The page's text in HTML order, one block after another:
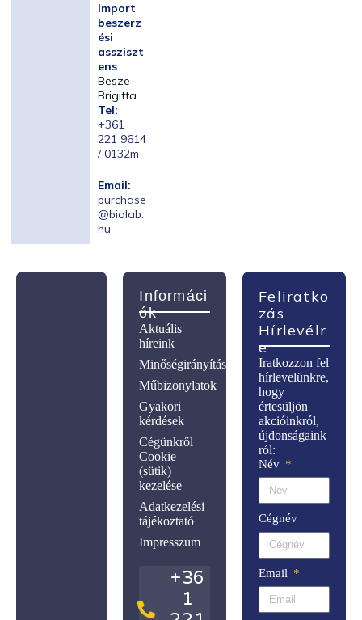
Import
beszerz
ési
assziszt
ens
Besze
Brigitta
Tel:
+361
221 9614
/ 0132m
Email:
purchase
@biolab.
hu
Feliratko
Zás
Hírlevélr
E
Iratkozzon fel
hírlevelünkre,
hogy
értesüljön
akcióinkról,
újdonságaink
ról:
Név
Cégnév
Email
Informáci
Ók
Aktuális
híreink
Minőségirányítás
Műbizonylatok
Gyakori
kérdések
Cégünkről
Cookie
(sütik)
kezelése
Adatkezelési
tájékoztató
Impresszum
+36
1